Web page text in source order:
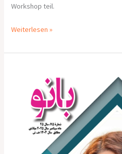
Workshop teil.
Weiterlesen »
Ausgabe
Magazins